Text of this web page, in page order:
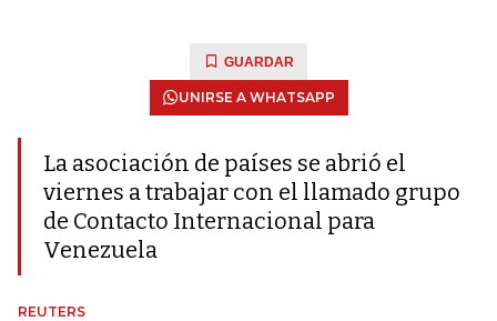
GUARDAR
UNIRSE A WHATSAPP
La asociación de países se abrió el
viernes a trabajar con el llamado grupo
de Contacto Internacional para
Venezuela
REUTERS